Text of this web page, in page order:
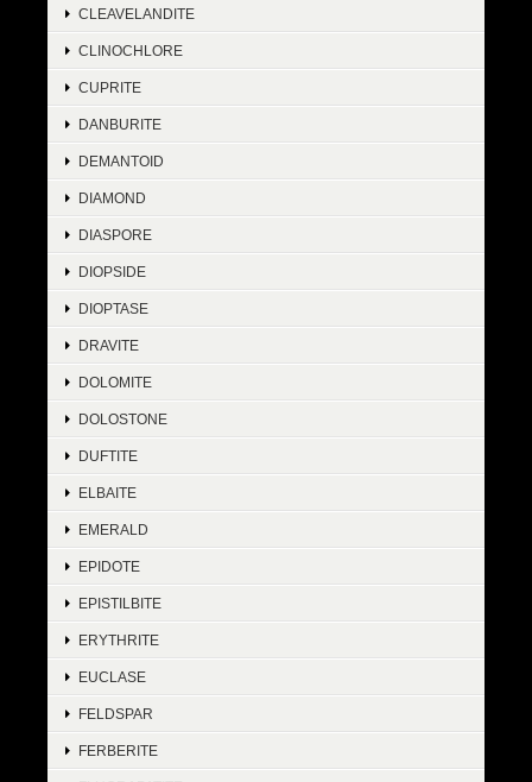
CLEAVELANDITE
CLINOCHLORE
CUPRITE
DANBURITE
DEMANTOID
DIAMOND
DIASPORE
DIOPSIDE
DIOPTASE
DRAVITE
DOLOMITE
DOLOSTONE
DUFTITE
ELBAITE
EMERALD
EPIDOTE
EPISTILBITE
ERYTHRITE
EUCLASE
FELDSPAR
FERBERITE